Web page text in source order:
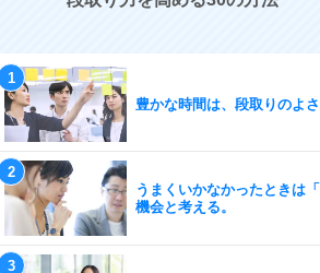
豊かな時間は、段取りのよさ
うまくいかなかったときは
機会と考える。